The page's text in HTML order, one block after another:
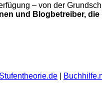
– von der
und Blogbetreiber,
Stufentheorie.de